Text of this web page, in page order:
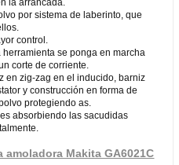
por sistema de laberinto, que
control.
se ponga en marcha
corte de corriente.
en zig-zag en el inducido, barniz
y construcción en forma de
protegiendo as.
absorbiendo las sacudidas
Makita GA6021C